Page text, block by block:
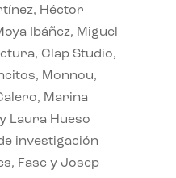
Héctor
Ibáñez, Miguel
Clap Studio,
Monnou,
Marina
Laura Hueso
investigación
Fase y Josep